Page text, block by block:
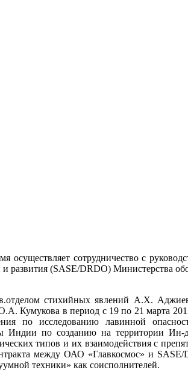
сотрудничество с
развития (SASE/DRDO) Министерства
стихийных явлений А.Х.
Кумукова в период с 19 по 21 марта
по исследованию лавинной
Индии по созданию на территории Ин-
типов и их взаимодействия с
между ОАО «Главкосмос» и
техники» как соисполнителей.